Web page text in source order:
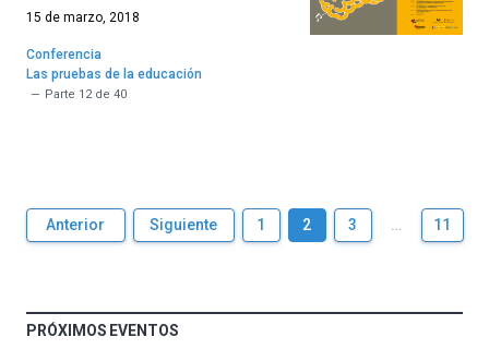
15 de marzo, 2018
Conferencia
Las pruebas de la educación
Parte 12 de 40
Anterior Siguiente 1 2 3 … 11
PRÓXIMOS EVENTOS